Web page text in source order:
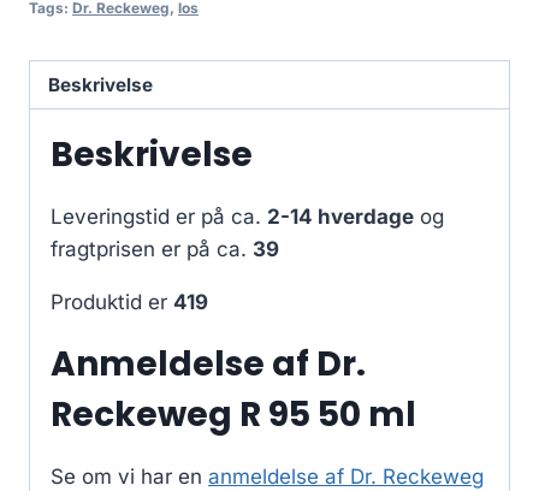
Tags: Dr. Reckeweg, los
Beskrivelse
Beskrivelse
Leveringstid er på ca. 2-14 hverdage og
fragtprisen er på ca. 39
Produktid er 419
Anmeldelse af Dr.
Reckeweg R 95 50 ml
Se om vi har en anmeldelse af Dr. Reckeweg